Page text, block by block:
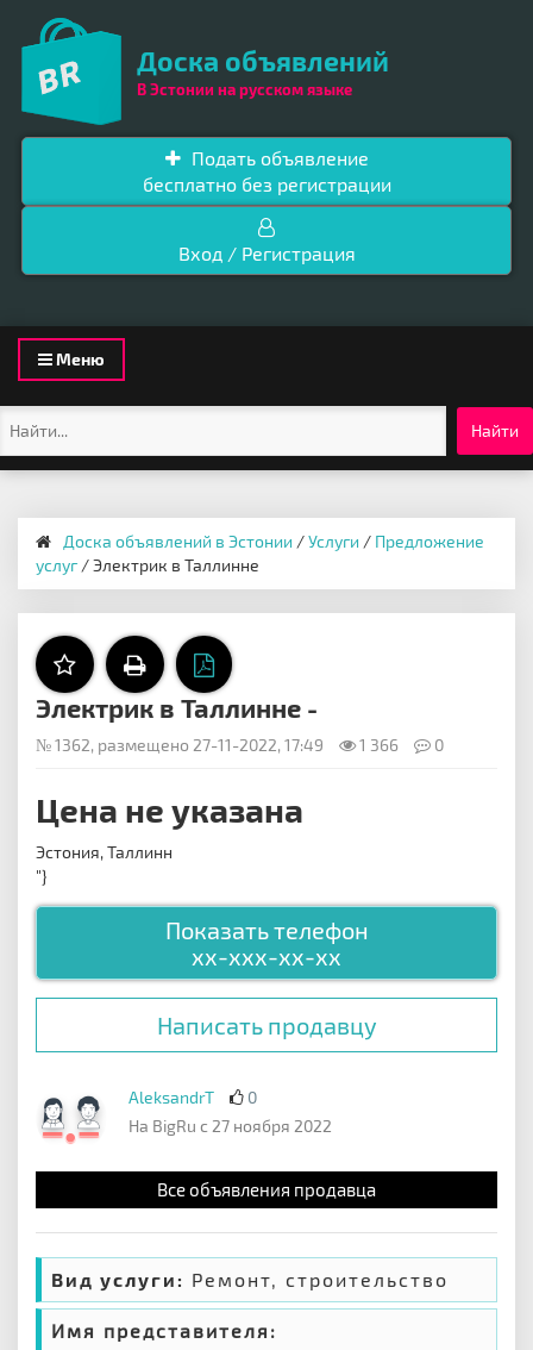
Доска объявлений
В Эстонии на русском языке
Подать объявление
бесплатно без регистрации
Вход / Регистрация
Toggle
navigation
Меню
Найти
Доска объявлений в Эстонии /Услуги / Предложение
услуг/ Электрик в Таллинне
Электрик в Таллинне -
№ 1362, размещено 27-11-2022, 17:49 1 366 0
Цена не указана
Эстония, Таллинн
"}
Показать телефон
xx-xxx-xx-xx
Написать продавцу
AleksandrT
0
На BigRu с 27 ноября 2022
Все объявления продавца
Вид услуги: Ремонт, строительство
Имя представителя: